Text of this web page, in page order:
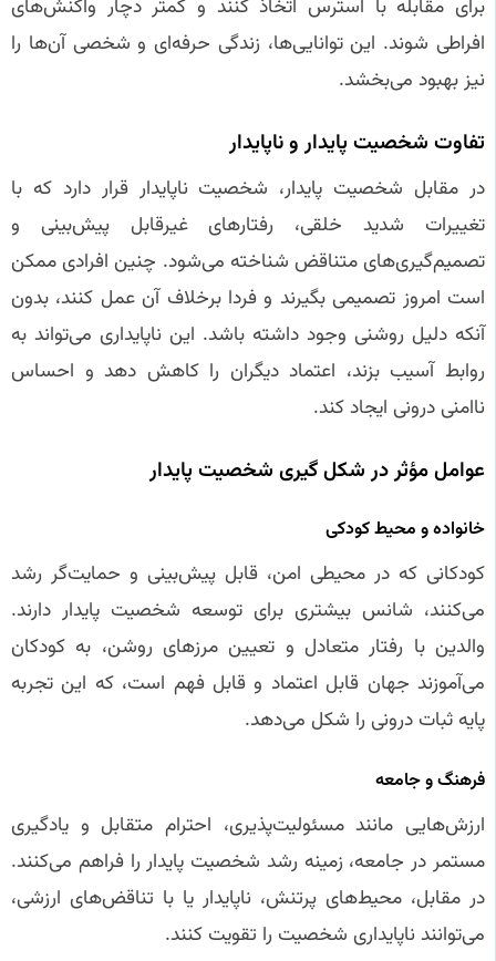
برای مقابله با استرس اتخاذ کنند و کمتر دچار واکنش‌های
افراطی شوند. این توانایی‌ها، زندگی حرفه‌ای و شخصی آن‌ها را
نیز بهبود می‌بخشد.
تفاوت شخصیت پایدار و ناپایدار
در مقابل شخصیت پایدار، شخصیت ناپایدار قرار دارد که با
تغییرات شدید خلقی، رفتارهای غیرقابل پیش‌بینی و
تصمیم‌گیری‌های متناقض شناخته می‌شود. چنین افرادی ممکن
است امروز تصمیمی بگیرند و فردا برخلاف آن عمل کنند، بدون
آنکه دلیل روشنی وجود داشته باشد. این ناپایداری می‌تواند به
روابط آسیب بزند، اعتماد دیگران را کاهش دهد و احساس
ناامنی درونی ایجاد کند.
عوامل مؤثر در شکل‌ گیری شخصیت پایدار
خانواده و محیط کودکی
کودکانی که در محیطی امن، قابل پیش‌بینی و حمایت‌گر رشد
می‌کنند، شانس بیشتری برای توسعه شخصیت پایدار دارند.
والدین با رفتار متعادل و تعیین مرزهای روشن، به کودکان
می‌آموزند جهان قابل اعتماد و قابل فهم است، که این تجربه
پایه ثبات درونی را شکل می‌دهد.
فرهنگ و جامعه
ارزش‌هایی مانند مسئولیت‌پذیری، احترام متقابل و یادگیری
مستمر در جامعه، زمینه رشد شخصیت پایدار را فراهم می‌کنند.
در مقابل، محیط‌های پرتنش، ناپایدار یا با تناقض‌های ارزشی،
می‌توانند ناپایداری شخصیت را تقویت کنند.